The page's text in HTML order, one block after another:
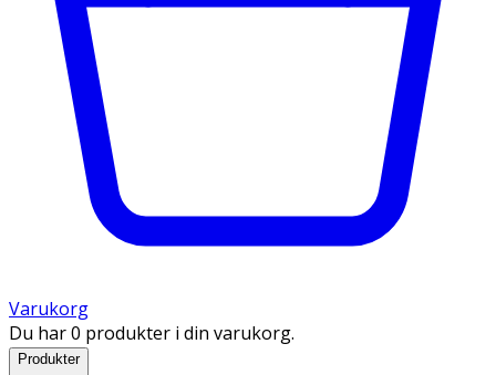
Varukorg
Du har 0 produkter i din varukorg.
Produkter